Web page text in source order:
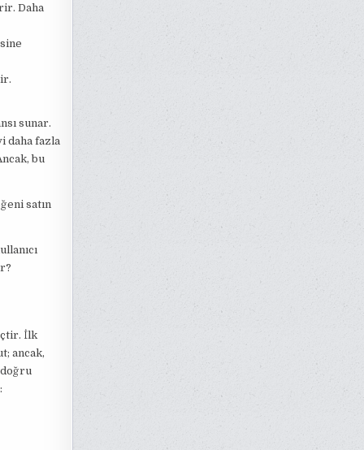
Daha
sunar.
daha fazla
bu
satın
İlk
ancak,